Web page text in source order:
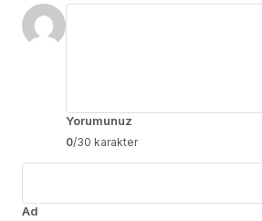
E-posta adresiniz yayınlanmayacak.
Yorumunuz